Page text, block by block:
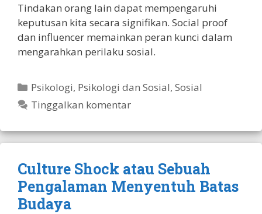
Tindakan orang lain dapat mempengaruhi
keputusan kita secara signifikan. Social proof
dan influencer memainkan peran kunci dalam
mengarahkan perilaku sosial.
Kategori
Psikologi, Psikologi dan Sosial,Sosial
Tinggalkan komentar
Culture Shock atau Sebuah
Pengalaman Menyentuh Batas
Budaya